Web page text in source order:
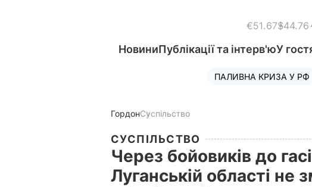
€51.67$44.76
НовиниПублікації та інтерв'юУ
ПАЛИВНА КРИЗА У РФ
ГордонСуспільство
СУСПІЛЬСТВО
Через бойовиків до
Луганській області не